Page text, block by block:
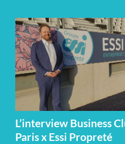
L’interview Business
Paris x Essi Propreté